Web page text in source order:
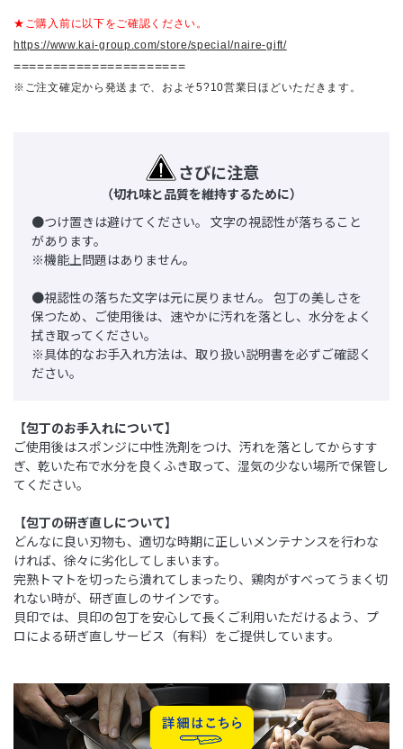
★ご購入前に以下をご確認ください。
https://www.kai-group.com/store/special/naire-gift/
======================
※ご注文確定から発送まで、およそ5?10営業日ほどいただきます。
さびに注意
（切れ味と品質を維持するために）
●つけ置きは避けてください。 文字の視認性が落ちること
があります。
※機能上問題はありません。
●視認性の落ちた文字は元に戻りません。 包丁の美しさを
保つため、ご使用後は、速やかに汚れを落とし、水分をよく
拭き取ってください。
※具体的なお手入れ方法は、取り扱い説明書を必ずご確認く
ださい。
【包丁のお手入れについて】
ご使用後はスポンジに中性洗剤をつけ、汚れを落としてからすす
ぎ、乾いた布で水分を良くふき取って、湿気の少ない場所で保管し
てください。
【包丁の研ぎ直しについて】
どんなに良い刃物も、適切な時期に正しいメンテナンスを行わな
ければ、徐々に劣化してしまいます。
完熟トマトを切ったら潰れてしまったり、鶏肉がすべってうまく切
れない時が、研ぎ直しのサインです。
貝印では、貝印の包丁を安心して長くご利用いただけるよう、プ
ロによる研ぎ直しサービス（有料）をご提供しています。